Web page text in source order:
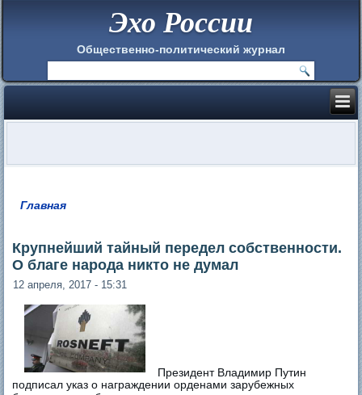
Эхо России
Общественно-политический журнал
Главная
Крупнейший тайный передел собственности.
О благе народа никто не думал
12 апреля, 2017 - 15:31
Президент Владимир Путин
подписал указ о награждении орденами зарубежных